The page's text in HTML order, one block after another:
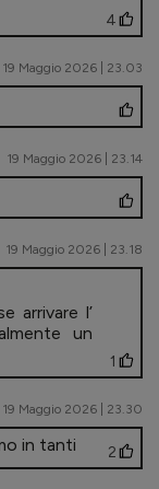
4
19 Maggio 2026 | 23.03
19 Maggio 2026 | 23.14
19 Maggio 2026 | 23.18
arrivare l’
un
1
19 Maggio 2026 | 23.30
in tanti 2